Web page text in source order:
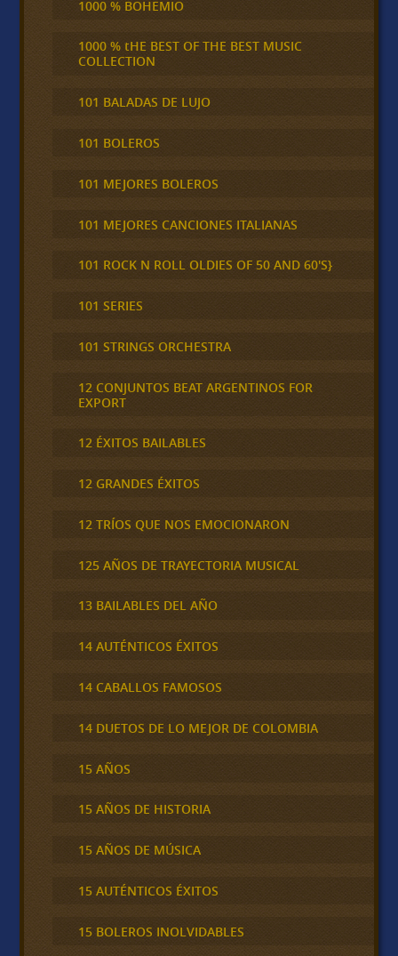
1000 % BOHEMIO
1000 % tHE BEST OF THE BEST MUSIC
COLLECTION
101 BALADAS DE LUJO
101 BOLEROS
101 MEJORES BOLEROS
101 MEJORES CANCIONES ITALIANAS
101 ROCK N ROLL OLDIES OF 50 AND 60'S}
101 SERIES
101 STRINGS ORCHESTRA
12 CONJUNTOS BEAT ARGENTINOS FOR
EXPORT
12 ÉXITOS BAILABLES
12 GRANDES ÉXITOS
12 TRÍOS QUE NOS EMOCIONARON
125 AÑOS DE TRAYECTORIA MUSICAL
13 BAILABLES DEL AÑO
14 AUTÉNTICOS ÉXITOS
14 CABALLOS FAMOSOS
14 DUETOS DE LO MEJOR DE COLOMBIA
15 AÑOS
15 AÑOS DE HISTORIA
15 AÑOS DE MÚSICA
15 AUTÉNTICOS ÉXITOS
15 BOLEROS INOLVIDABLES